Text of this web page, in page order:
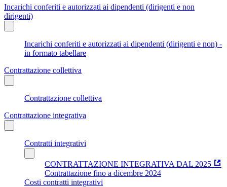
Incarichi conferiti e autorizzati ai dipendenti (dirigenti e non
dirigenti)
Incarichi conferiti e autorizzati ai dipendenti (dirigenti e non) -
in formato tabellare
Contrattazione collettiva
Contrattazione collettiva
Contrattazione integrativa
Contratti integrativi
CONTRATTAZIONE INTEGRATIVA DAL 2025
Contrattazione fino a dicembre 2024
Costi contratti integrativi